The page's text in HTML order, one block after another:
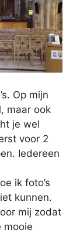
Op mijn
maar ook
je wel
voor 2
Iedereen
ik foto’s
kunnen.
mij zodat
mooie